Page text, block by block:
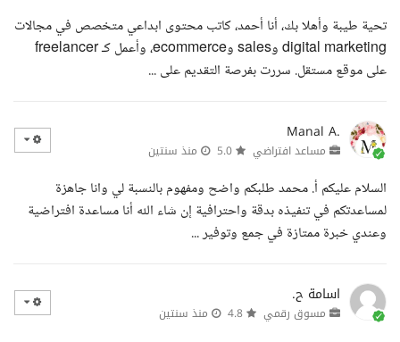
تحية طيبة وأهلا بك، أنا أحمد، كاتب محتوى ابداعي متخصص في مجالات
digital marketing وsales وecommerce، وأعمل كـ freelancer
على موقع مستقل. سررت بفرصة التقديم على ...
Manal A.
مساعد افتراضي منذ سنتين
السلام عليكم أ. محمد طلبكم واضح ومفهوم بالنسبة لي وانا جاهزة
لمساعدتكم في تنفيذه بدقة واحترافية إن شاء الله أنا مساعدة افتراضية
وعندي خبرة ممتازة في جمع وتوفير ...
اسامة ح.
مسوق رقمي منذ سنتين